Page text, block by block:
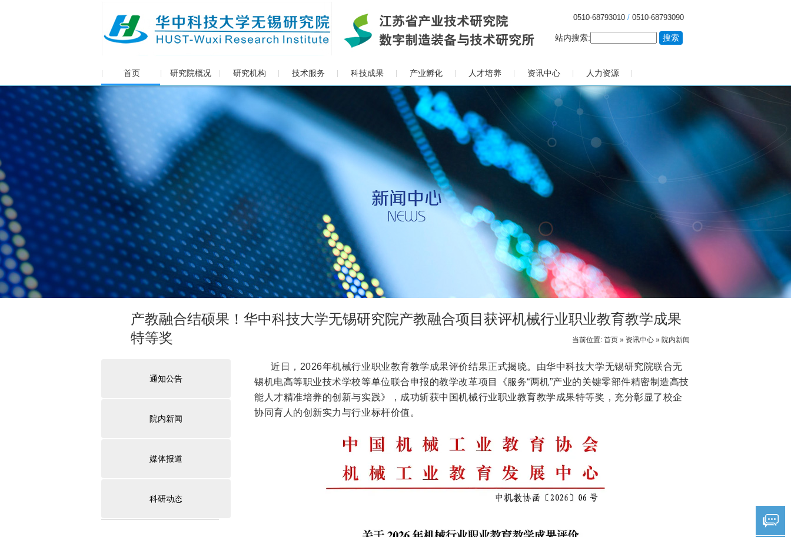
0510-68793010 / 0510-68793090
站内搜索:
首页 研究院概况 研究机构 技术服务 科技成果 产业孵化 人才培养 资讯中心 人力资源
产教融合结硕果！华中科技大学无锡研究院产教融合项目获评机械行业职业教育教学成果
特等奖
当前位置: 首页 » 资讯中心 » 院内新闻
通知公告
院内新闻
媒体报道
科研动态
近日，2026年机械行业职业教育教学成果评价结果正式揭晓。由华中科技大学无锡研究院联合无
锡机电高等职业技术学校等单位联合申报的教学改革项目《服务“两机”产业的关键零部件精密制造高技
能人才精准培养的创新与实践》，成功斩获中国机械行业职业教育教学成果特等奖，充分彰显了校企
协同育人的创新实力与行业标杆价值。